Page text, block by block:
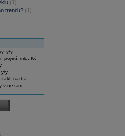
(1)
trendu? (1)
y/y
pojetí, mld. Kč
y/y
sazba
v nezam.